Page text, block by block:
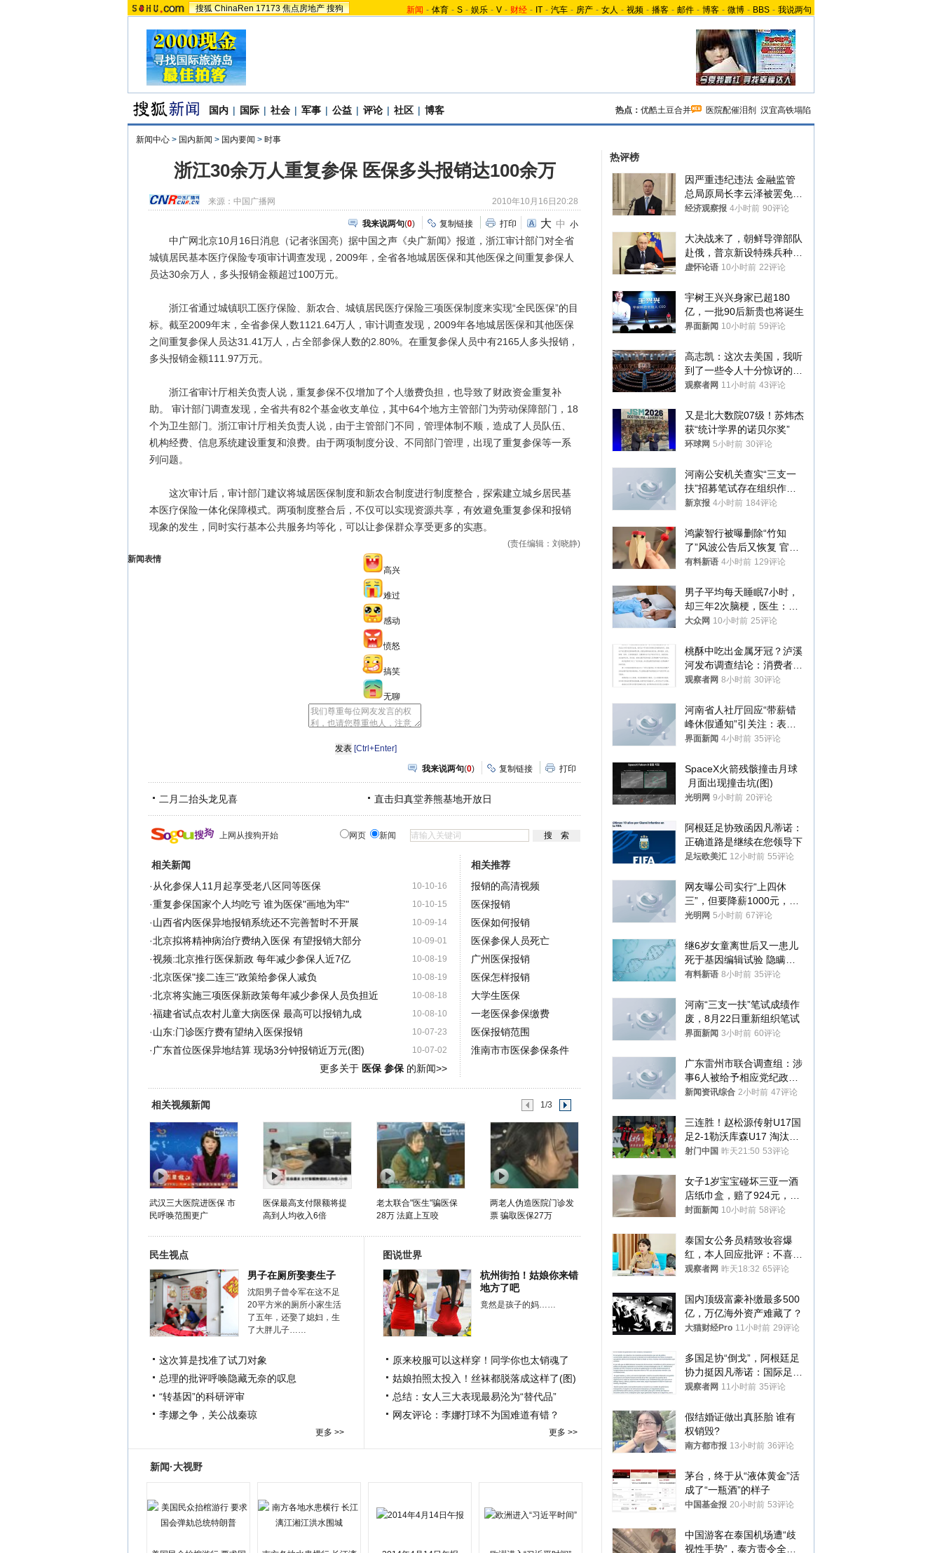
搜狐 ChinaRen 17173 焦点房地产 搜狗 新闻 - 体育 - S - 娱乐 - V - 财经 - IT - 汽车 - 房产 - 女人 - 视频 - 播客 - 邮件 - 博客 - 微博 - BBS - 我说两句
国内 | 国际 | 社会 | 军事 | 公益 | 评论 | 社区 | 博客 热点： 优酷土豆合并 医院配催泪剂 汉宜高铁塌陷
新闻中心 > 国内新闻 > 国内要闻 > 时事
浙江30余万人重复参保 医保多头报销达100余万
来源： 中国广播网 2010年10月16日20:28
我来说两句(0) 复制链接 打印 大 中 小
中广网北京10月16日消息（记者张国亮）据中国之声《央广新闻》报道，浙江审计部门对全省
城镇居民基本医疗保险专项审计调查发现，2009年，全省各地城居医保和其他医保之间重复参保人
员达30余万人，多头报销金额超过100万元。
浙江省通过城镇职工医疗保险、新农合、城镇居民医疗保险三项医保制度来实现“全民医保”的目
标。截至2009年末，全省参保人数1121.64万人，审计调查发现，2009年各地城居医保和其他医保
之间重复参保人员达31.41万人，占全部参保人数的2.80%。在重复参保人员中有2165人多头报销，
多头报销金额111.97万元。
浙江省审计厅相关负责人说，重复参保不仅增加了个人缴费负担，也导致了财政资金重复补
助。
审计部门调查发现，全省共有82个基金收支单位，其中64个地方主管部门为劳动保障部门，18
个为卫生部门。浙江审计厅相关负责人说，由于主管部门不同，管理体制不顺，造成了人员队伍、
机构经费、信息系统建设重复和浪费。由于两项制度分设、不同部门管理，出现了重复参保等一系
列问题。
这次审计后，审计部门建议将城居医保制度和新农合制度进行制度整合，探索建立城乡居民基
本医疗保险一体化保障模式。两项制度整合后，不仅可以实现资源共享，有效避免重复参保和报销
现象的发生，同时实行基本公共服务均等化，可以让参保群众享受更多的实惠。
(责任编辑：刘晓静)
新闻表情
高兴
难过
感动
愤怒
搞笑
无聊
[Ctrl+Enter]
我来说两句(0) 复制链接 打印
二月二抬头龙见喜 直击归真堂养熊基地开放日
上网从搜狗开始 网页 新闻
相关新闻
10-10-16
· 从化参保人11月起享受老八区同等医保
10-10-15
·重复参保国家个人均吃亏 谁为医保"画地为牢"
10-09-14
·山西省内医保异地报销系统还不完善暂时不开展
10-09-01
·北京拟将精神病治疗费纳入医保 有望报销大部分
10-08-19
·视频:北京推行医保新政 每年减少参保人近7亿
10-08-19
·北京医保"接二连三"政策给参保人减负
10-08-18
·北京将实施三项医保新政策每年减少参保人员负担近
10-08-10
·福建省试点农村儿童大病医保 最高可以报销九成
10-07-23
·山东:门诊医疗费有望纳入医保报销
10-07-02
· 广东首位医保异地结算 现场3分钟报销近万元(图)
更多关于 医保 参保的新闻>>
相关推荐
报销的高清视频
医保报销
医保如何报销
医保参保人员死亡
广州医保报销
医保怎样报销
大学生医保
一老医保参保缴费
医保报销范围
淮南市市医保参保条件
相关视频新闻 1/3
武汉三大医院进医保 市
民呼唤范围更广
医保最高支付限额将提
高到人均收入6倍
老太联合"医生"骗医保
28万 法庭上互咬
两老人伪造医院门诊发
票 骗取医保27万
民生视点
男子在厕所娶妻生子
沈阳男子曾令军在这不足
20平方米的厕所小家生活
了五年，还娶了媳妇，生
了大胖儿子……
这次算是找准了试刀对象
总理的批评呼唤隐藏无奈的叹息
“转基因”的科研评审
李娜之争，关公战秦琼
更多 >>
图说世界
杭州街拍！姑娘你来错
地方了吧
竟然是孩子的妈……
原来校服可以这样穿！同学你也太销魂了
姑娘拍照太投入！丝袜都脱落成这样了(图)
总结：女人三大表现最易沦为“替代品”
网友评论：李娜打球不为国难道有错？
更多 >>
新闻·大视野
热评榜
因严重违纪违法 金融监管
总局原局长李云泽被罢免全
国人大代表
经济观察报 4小时前 90评论
大决战来了，朝鲜导弹部队
赴俄，普京新设特殊兵种，
76岁老将扛旗
虚怀论语 10小时前 22评论
宇树王兴兴身家已超180
亿，一批90后新贵也将诞生
界面新闻 10小时前 59评论
高志凯：这次去美国，我听
到了一些令人十分惊讶的消
息
观察者网 11小时前 43评论
又是北大数院07级！苏炜杰
获“统计学界的诺贝尔奖”
环球网 5小时前 30评论
河南公安机关查实“三支一
扶”招募笔试存在组织作弊
犯罪行为
新京报 4小时前 184评论
鸿蒙智行被曝删除“竹知
了”风波公告后又恢复 官媒
曾力挺：劝华为要大度的，
有料新语 4小时前 129评论
男子平均每天睡眠7小时，
却三年2次脑梗，医生：这
样睡觉更伤身
大众网 10小时前 25评论
桃酥中吃出金属牙冠？泸溪
河发布调查结论：消费者已
澄清，所发视频情况不属实
观察者网 8小时前 30评论
河南省人社厅回应“带薪错
峰休假通知”引关注：表述
不够准确，待修改后印发
界面新闻 4小时前 35评论
SpaceX火箭残骸撞击月球
月面出现撞击坑(图)
光明网 9小时前 20评论
阿根廷足协致函因凡蒂诺：
正确道路是继续在您领导下
足坛欧美汇 12小时前 55评论
网友曝公司实行“上四休
三”，但要降薪1000元，不
接受只能辞职
光明网 5小时前 67评论
继6岁女童离世后又一患儿
死于基因编辑试验 隐瞒一
年才对外披露
有料新语 8小时前 35评论
河南“三支一扶”笔试成绩作
废，8月22日重新组织笔试
界面新闻 3小时前 60评论
广东雷州市联合调查组：涉
事6人被给予相应党纪政务
处分和组织处理
新闻资讯综合 2小时前 47评论
三连胜！赵松源传射U17国
足2-1勒沃库森U17 淘汰赛
将战河床
射门中国 昨天21:50 53评论
女子1岁宝宝碰坏三亚一酒
店纸巾盒，赔了924元，发
帖吐槽后酒店退还一半的
封面新闻 10小时前 58评论
泰国女公务员精致妆容爆
红，本人回应批评：不喜欢
就别看
观察者网 昨天18:32 65评论
国内顶级富豪补缴最多500
亿，万亿海外资产难藏了？
大猫财经Pro 11小时前 29评论
多国足协“倒戈”，阿根廷足
协力挺因凡蒂诺：国际足联
今后应继续在其领导下前行
观察者网 11小时前 35评论
假结婚证做出真胚胎 谁有
权销毁?
南方都市报 13小时前 36评论
茅台，终于从“液体黄金”活
成了“一瓶酒”的样子
中国基金报 20小时前 53评论
中国游客在泰国机场遭“歧
视性手势”，泰方责令全面